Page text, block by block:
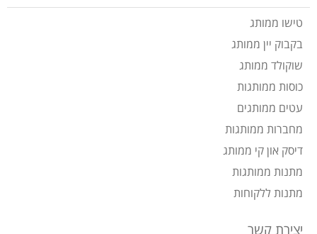
טישו ממותג
בקבוק יין ממותג
שוקולד ממותג
כוסות ממותגות
עטים ממותגים
מחברות ממותגות
דיסק און קי ממותג
מתנות ממותגות
מתנות ללקוחות
יצירת קשר